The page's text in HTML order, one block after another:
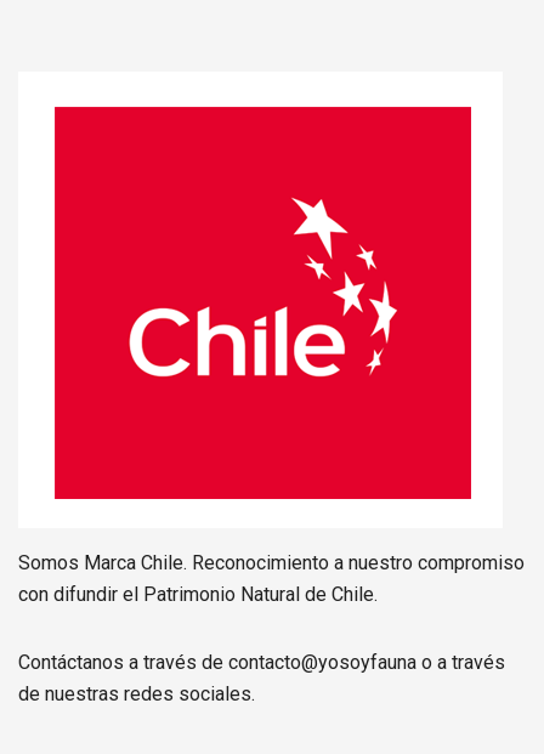
Somos Marca Chile. Reconocimiento a nuestro compromiso
con difundir el Patrimonio Natural de Chile.
Contáctanos a través de contacto@yosoyfauna o a través
de nuestras redes sociales.